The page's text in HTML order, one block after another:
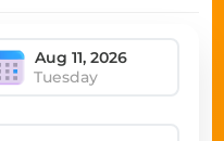
Tuesday